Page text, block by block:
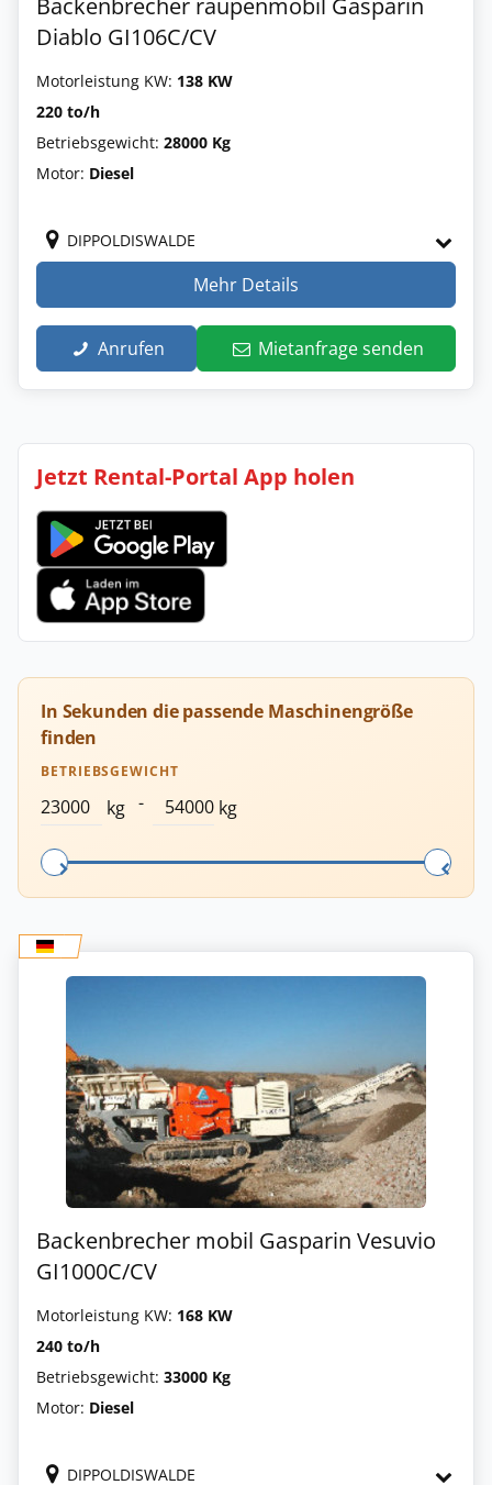
Backenbrecher raupenmobil Gasparin
Diablo GI106C/CV
Motorleistung KW: 138 KW
220 to/h
Betriebsgewicht: 28000 Kg
Motor: Diesel
DIPPOLDISWALDE
Mehr Details
Anrufen Mietanfrage senden
Jetzt Rental-Portal App holen
In Sekunden die passende Maschinengröße
finden
BETRIEBSGEWICHT
kg - kg
Backenbrecher mobil Gasparin Vesuvio
GI1000C/CV
Motorleistung KW: 168 KW
240 to/h
Betriebsgewicht: 33000 Kg
Motor: Diesel
DIPPOLDISWALDE